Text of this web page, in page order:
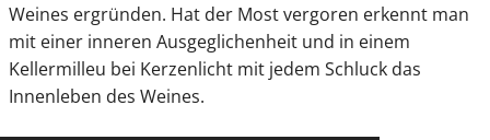
Weines ergründen. Hat der Most vergoren erkennt man
mit einer inneren Ausgeglichenheit und in einem
Kellermilleu bei Kerzenlicht mit jedem Schluck das
Innenleben des Weines.